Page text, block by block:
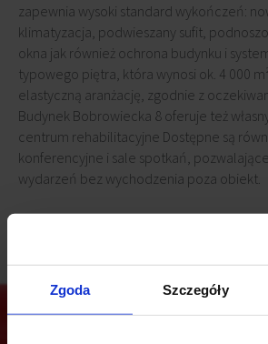
Zgoda Szczegóły
zapewnia wysoki standard wykończeń:
klimatyzacja, podwieszany sufit,
okna jak również ochrona budynku i
typowego piętra, która wynosi ok. 4 000
elastyczną aranżację, zgodnie z
Budynek Bobrowiecka 8 oferuje też
centrum rehabilitacyjne Dostępne są
konferencyjne i sale spotkań,
wydarzeń bez wychodzenia poza obiekt.